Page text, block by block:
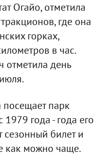
Огайо, отметила
где она
горках,
в час.
отметила день
посещает парк
года - года его
сезонный билет и
как можно чаще.